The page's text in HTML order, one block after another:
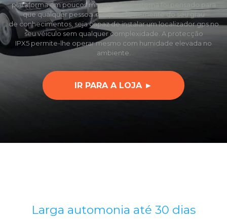
plataforma em poucos minutos. Este sistema foi pensado para
que qualquer pessoa independentemente do seu grau
de conhecimentos, seja capaz de instalar um localizador gps no
seu véiculo sem qualquer complexidade. A protecção
IPX5 permite-lhe operar mesmo com humidade elevada no
ambiente.
IR PARA A LOJA ►
Larga automonia até 30 dias